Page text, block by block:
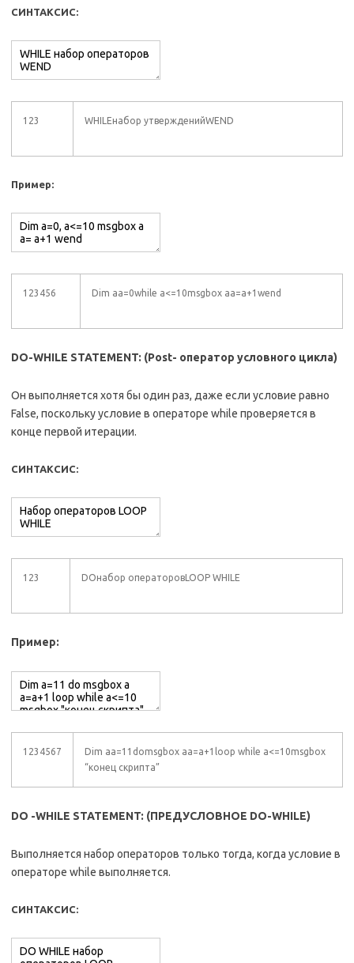
СИНТАКСИС:
123 WHILEнабор утвержденийWEND
Пример:
123456 Dim aa=0while a<=10msgbox aa=a+1wend
DO-WHILE STATEMENT: (Post- оператор условного цикла)
Он выполняется хотя бы один раз, даже если условие равно
False, поскольку условие в операторе while проверяется в
конце первой итерации.
СИНТАКСИС:
123 DOнабор операторовLOOP WHILE
Пример:
1234567
Dim aa=11domsgbox aa=a+1loop while a<=10msgbox
“конец скрипта”
DO -WHILE STATEMENT: (ПРЕДУСЛОВНОЕ DO-WHILE)
Выполняется набор операторов только тогда, когда условие в
операторе while выполняется.
СИНТАКСИС: